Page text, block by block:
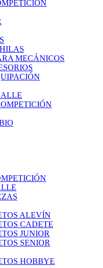
MECÁNICOS
ALEVÍN
CADETE
JUNIOR
SENIOR
HOBBYE